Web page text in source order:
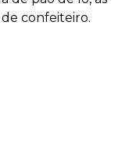
confeiteiro.